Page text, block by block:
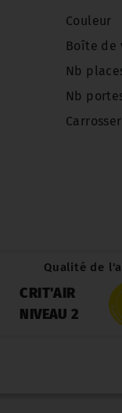
Couleur
Boîte de
Nb
Nb
Qualité de
CRIT'AIR
NIVEAU 2